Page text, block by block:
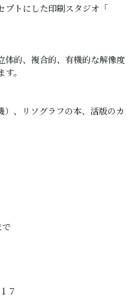
トにした印刷スタジオ「
体的、複合的、有機的な解像度
。
）、リソグラフの本、活版のカ
７